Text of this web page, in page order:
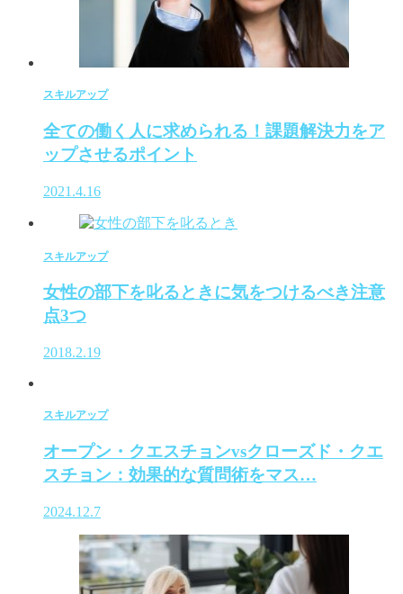
スキルアップ
全ての働く人に求められる！課題解決力をア
ップさせるポイント
2021.4.16
スキルアップ
女性の部下を叱るときに気をつけるべき注意
点3つ
2018.2.19
スキルアップ
オープン・クエスチョンvsクローズド・クエ
スチョン：効果的な質問術をマス…
2024.12.7